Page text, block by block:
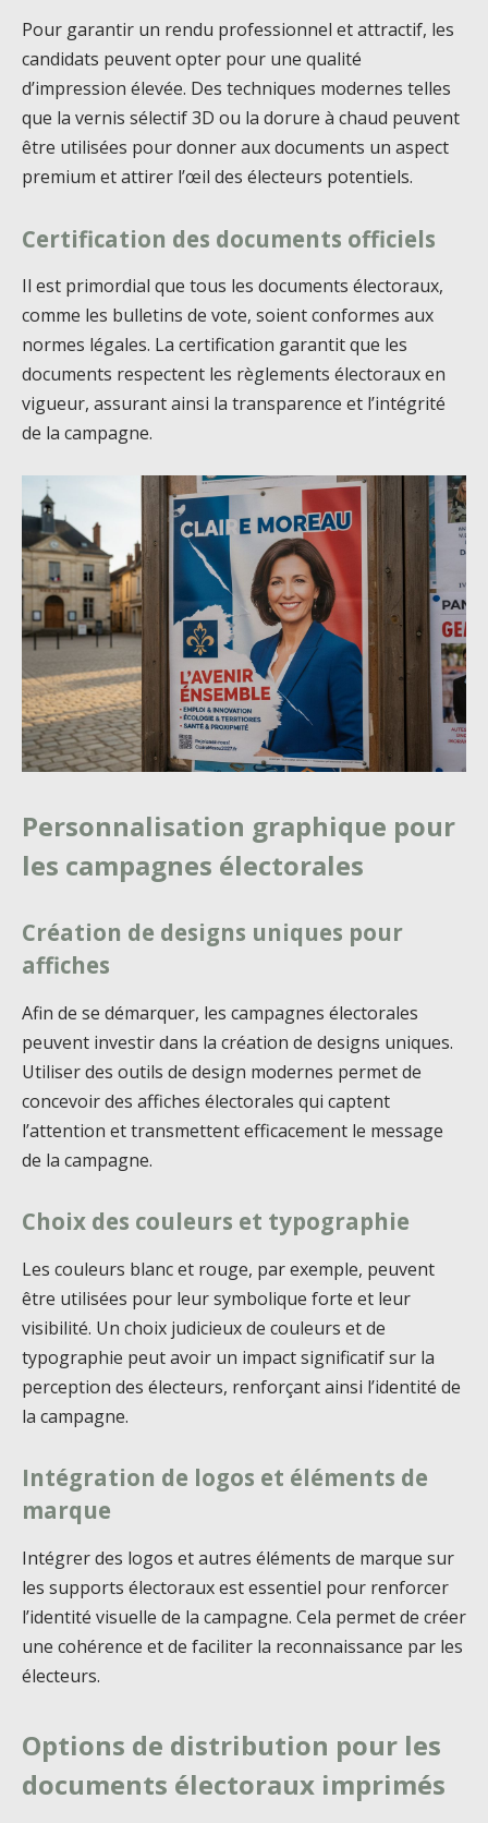
Pour garantir un rendu professionnel et attractif, les
candidats peuvent opter pour une qualité
d’impression élevée. Des techniques modernes telles
que la vernis sélectif 3D ou la dorure à chaud peuvent
être utilisées pour donner aux documents un aspect
premium et attirer l’œil des électeurs potentiels.
Certification des documents officiels
Il est primordial que tous les documents électoraux,
comme les bulletins de vote, soient conformes aux
normes légales. La certification garantit que les
documents respectent les règlements électoraux en
vigueur, assurant ainsi la transparence et l’intégrité
de la campagne.
Personnalisation graphique pour
les campagnes électorales
Création de designs uniques pour
affiches
Afin de se démarquer, les campagnes électorales
peuvent investir dans la création de designs uniques.
Utiliser des outils de design modernes permet de
concevoir des affiches électorales qui captent
l’attention et transmettent efficacement le message
de la campagne.
Choix des couleurs et typographie
Les couleurs blanc et rouge, par exemple, peuvent
être utilisées pour leur symbolique forte et leur
visibilité. Un choix judicieux de couleurs et de
typographie peut avoir un impact significatif sur la
perception des électeurs, renforçant ainsi l’identité de
la campagne.
Intégration de logos et éléments de
marque
Intégrer des logos et autres éléments de marque sur
les supports électoraux est essentiel pour renforcer
l’identité visuelle de la campagne. Cela permet de créer
une cohérence et de faciliter la reconnaissance par les
électeurs.
Options de distribution pour les
documents électoraux imprimés